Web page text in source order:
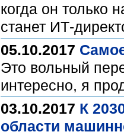
когда он только
станет ИТ-
05.10.2017
Это вольный
интересно, я
03.10.2017 К
области